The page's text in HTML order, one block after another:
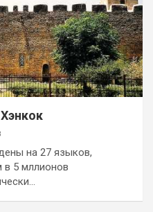
на 27 языков,
в 5 мллионов